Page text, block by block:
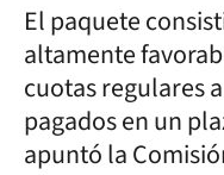
El paquete
altamente
cuotas regulares
pagados en un
apuntó la